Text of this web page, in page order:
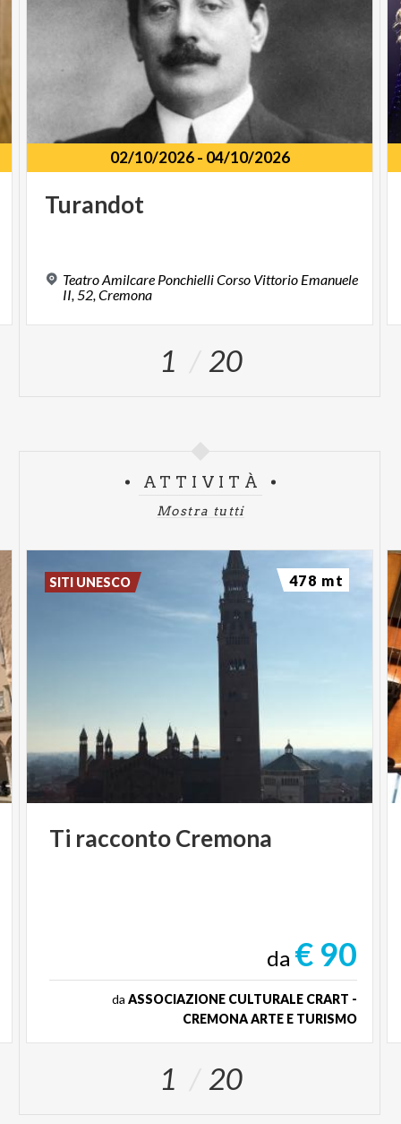
02/10/2026- 04/10/2026
Turandot
Teatro Amilcare Ponchielli Corso Vittorio Emanuele
II, 52, Cremona
1 20
ATTIVITÀ
Mostra tutti
Ti raccontoCremona
da € 90
da ASSOCIAZIONE CULTURALE CRART -
CREMONA ARTE E TURISMO
SITI UNESCO 478 mt
1 20